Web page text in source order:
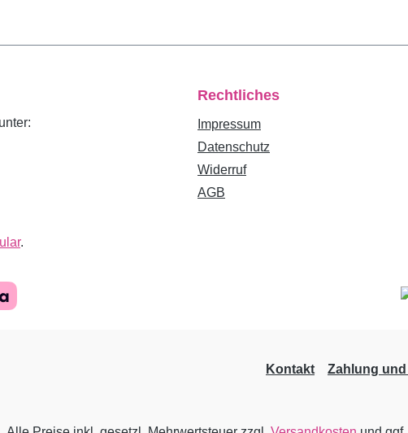
.
Rechtliches
Impressum
Datenschutz
Widerruf
AGB
Kontakt Zahlung und